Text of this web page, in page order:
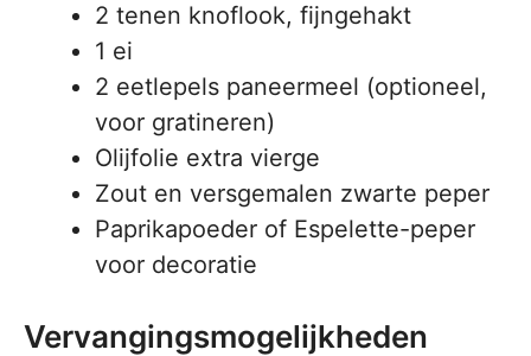
2 tenen knoflook, fijngehakt
1 ei
2 eetlepels paneermeel (optioneel,
voor gratineren)
Olijfolie extra vierge
Zout en versgemalen zwarte peper
Paprikapoeder of Espelette-peper
voor decoratie
Vervangingsmogelijkheden